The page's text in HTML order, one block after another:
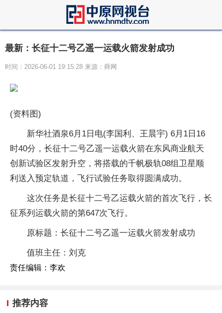
最新：长征十二号乙遥一运载火箭发射成功
时间：2026-06-01 19:15:28 来源：舜网
(资料图)
新华社酒泉6月1日电(李国利、王晨宇) 6月1日16
时40分，长征十二号乙遥一运载火箭在东风商业航天
创新试验区发射升空，将搭载的千帆极轨08组卫星顺
利送入预定轨道，飞行试验任务取得圆满成功。
这次任务是长征十二号乙运载火箭的首次飞行，长
征系列运载火箭的第647次飞行。
原标题：长征十二号乙遥一运载火箭发射成功
值班主任：刘克
责任编辑：李欢
推荐内容